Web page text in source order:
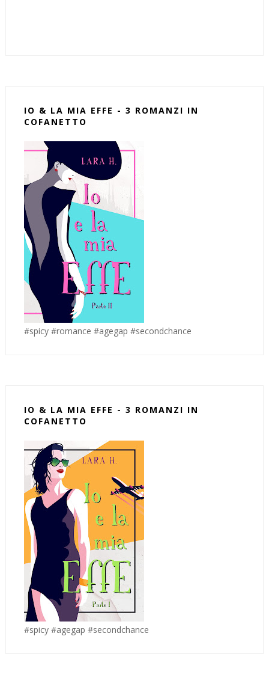
IO & LA MIA EFFE - 3 ROMANZI IN
COFANETTO
#spicy #romance #agegap #secondchance
IO & LA MIA EFFE - 3 ROMANZI IN
COFANETTO
#spicy #agegap #secondchance